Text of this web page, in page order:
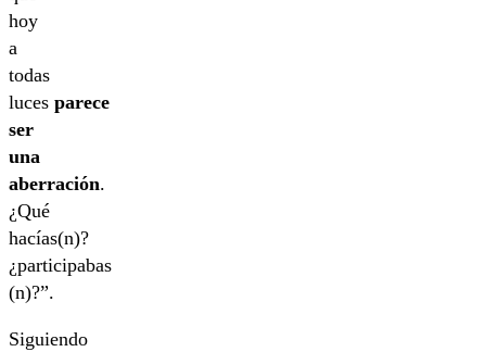
hoy
a
todas
luces parece
ser
una
aberración.
¿Qué
hacías(n)?
¿participabas
(n)?”.
Siguiendo